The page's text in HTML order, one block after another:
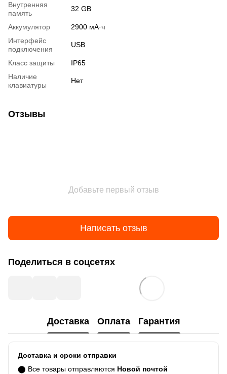
Внутренняя
память
32 GB
Аккумулятор
2900 мА·ч
Интерфейс
подключения
USB
Класс защиты
IP65
Наличие
клавиатуры
Нет
Отзывы
Добавьте первый отзыв
Написать отзыв
Поделиться в соцсетях
Доставка Оплата Гарантия
Доставка и сроки отправки
⬤ Все товары отправляются Новой почтой